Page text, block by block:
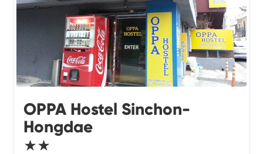
OPPA Hostel Sinchon-
Hongdae
★★